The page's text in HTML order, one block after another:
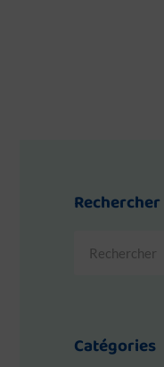
Catégories